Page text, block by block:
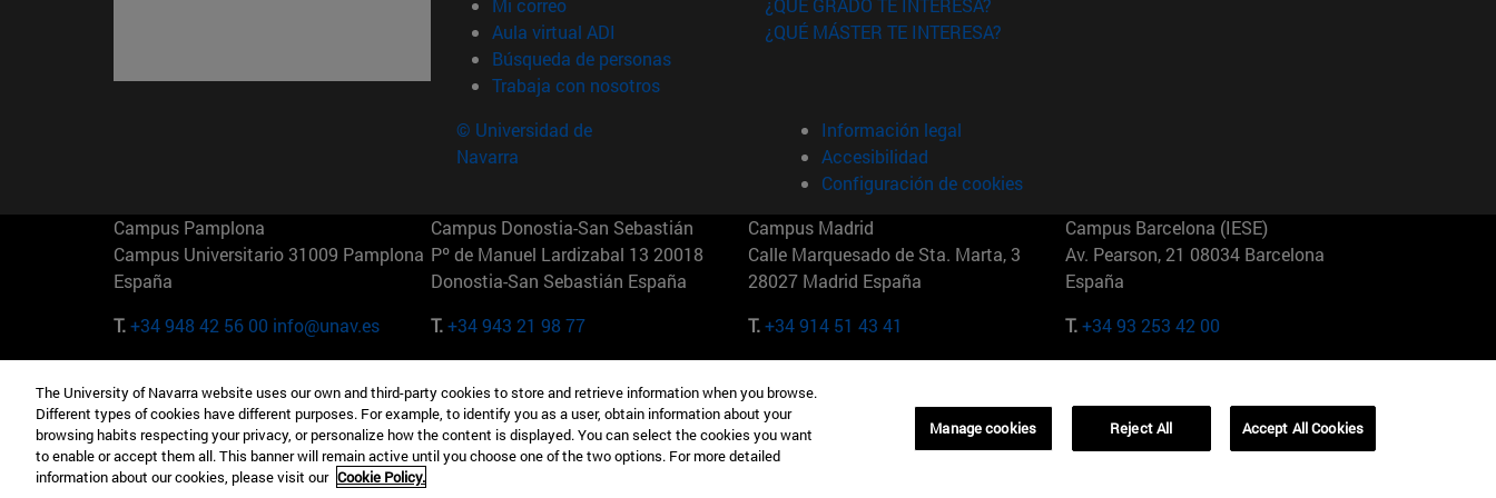
Mi correo
Aula virtual ADI (abre en nueva ventana)
Búsqueda de personas(abre en nueva ventana)
Trabaja con nosotros(abre en nueva ventana)
¿QUÉ GRADO TE INTERESA?
¿QUÉ MÁSTER TE INTERESA?
© Universidad de
Navarra
Información legal
Accesibilidad
Configuración de cookies
Campus Pamplona
Campus Universitario 31009 Pamplona
España
T.+34 948 42 56 00 info@unav.es
Campus Donostia-San Sebastián
Pº de Manuel Lardizabal 13 20018
Donostia-San Sebastián España
T.+34 943 21 98 77
Campus Madrid
Calle Marquesado de Sta. Marta, 3
28027 Madrid España
T.+34 914 51 43 41
Campus Barcelona (IESE)
Av. Pearson, 21 08034 Barcelona
España
T.+34 93 253 42 00
Camino del Cerro Águila 3 28023
Madrid España
T.+34 912 11 30 00
165 W 57th St 10019-2201 Nueva York
EE.UU
T.+1 646 346 8850
Maria-Theresia-Straße 15 81675
Múnich Alemania
T.+49 89 24209790
01321001 Bela Vista Brasil
The University of Navarra website uses our own and third-party cookies to store and retrieve information when you browse.
Different types of cookies have different purposes. For example, to identify you as a user, obtain information about your
browsing habits respecting your privacy, or personalize how the content is displayed. You can select the cookies you want
to enable or accept them all. This banner will remain active until you choose one of the two options. For more detailed
information about our cookies, please visit our Cookie Policy.
Manage cookies Reject All Accept All Cookies